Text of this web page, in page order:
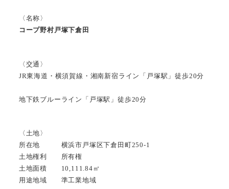
〈名称〉
コープ野村戸塚下倉田
〈交通〉
JR東海道・横須賀線・湘南新宿ライン「戸塚駅」徒歩20分
地下鉄ブルーライン「戸塚駅」徒歩20分
〈土地〉
所在地 横浜市戸塚区下倉田町250-1
土地権利 所有権
土地面積 10,111.84㎡
用途地域 準工業地域